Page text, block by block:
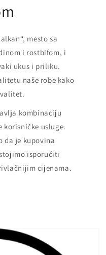
mesto sa
i rostbifom, i
ukus i priliku.
naše robe kako
kombinaciju
korisničke usluge.
da je kupovina
isporučiti
cijenama.